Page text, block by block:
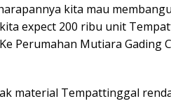
kita mau
expect 200 ribu unit
Perumahan Mutiara Gading
material Tempattinggal